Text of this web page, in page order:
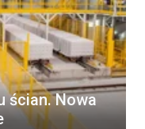
ścian. Nowa